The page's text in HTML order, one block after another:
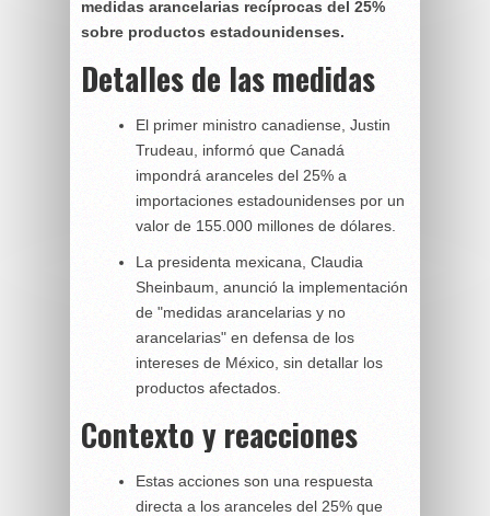
medidas arancelarias recíprocas del 25%
sobre productos estadounidenses.
Detalles de las medidas
El primer ministro canadiense, Justin
Trudeau, informó que Canadá
impondrá aranceles del 25% a
importaciones estadounidenses por un
valor de 155.000 millones de dólares.
La presidenta mexicana, Claudia
Sheinbaum, anunció la implementación
de "medidas arancelarias y no
arancelarias" en defensa de los
intereses de México, sin detallar los
productos afectados.
Contexto y reacciones
Estas acciones son una respuesta
directa a los aranceles del 25% que